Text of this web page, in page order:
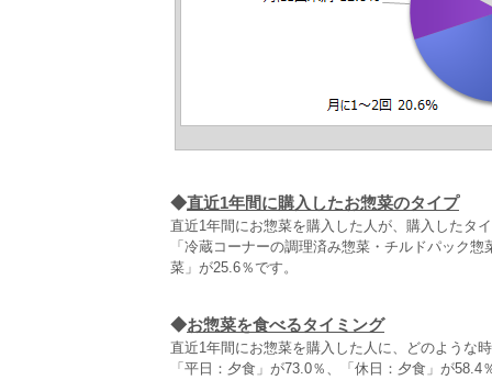
◆直近1年間に購入したお惣菜のタイプ
直近1年間にお惣菜を購入した人が、購入したタ
「冷蔵コーナーの調理済み惣菜・チルドパック
菜」が25.6％です。
◆お惣菜を食べるタイミング
直近1年間にお惣菜を購入した人に、どのような
「平日：夕食」が73.0％、「休日：夕食」が